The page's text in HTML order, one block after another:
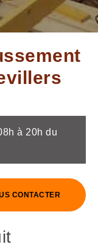
à 20h du
CONTACTER